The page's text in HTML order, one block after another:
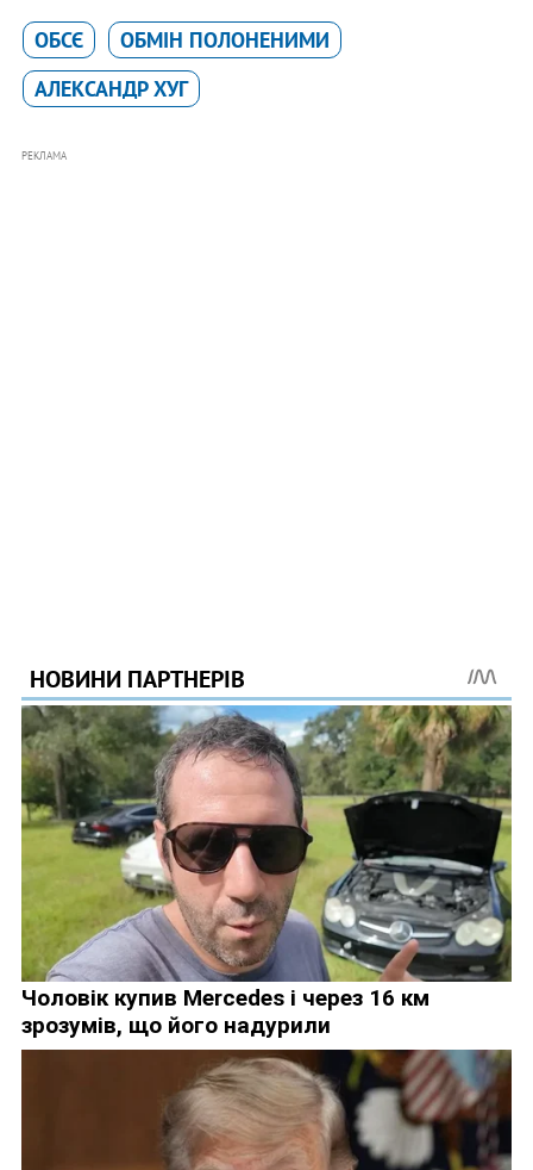
ОБСЄ
ОБМІН ПОЛОНЕНИМИ
АЛЕКСАНДР ХУГ
РЕКЛАМА